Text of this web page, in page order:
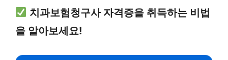
치과보험청구사 자격증을 취득하는 비법
을 알아보세요!